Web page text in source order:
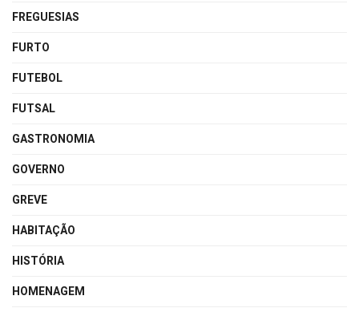
FREGUESIAS
FURTO
FUTEBOL
FUTSAL
GASTRONOMIA
GOVERNO
GREVE
HABITAÇÃO
HISTÓRIA
HOMENAGEM